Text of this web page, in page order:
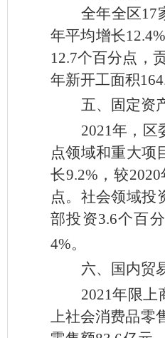
全年全区17
年平均增长12.4%
12.7个百分点，
年新开工面积
五、固定资
2021年，区
点领域和重大项
长9.2% ，较2020
点。社会领域投
部投资3.6个百
4%。
六、国内贸
2021年限上
上社会消费品零